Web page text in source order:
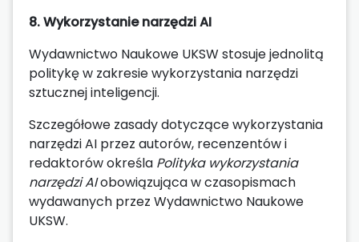
8. Wykorzystanie narzędzi AI
Wydawnictwo Naukowe UKSW stosuje jednolitą
politykę w zakresie wykorzystania narzędzi
sztucznej inteligencji.
Szczegółowe zasady dotyczące wykorzystania
narzędzi AI przez autorów, recenzentów i
redaktorów określa Polityka wykorzystania
narzędzi AIobowiązująca w czasopismach
wydawanych przez Wydawnictwo Naukowe
UKSW.